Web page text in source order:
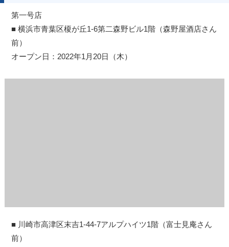
第一号店
■ 横浜市青葉区榎が丘1-6第二森野ビル1階（森野屋酒店さん
前）
オープン日：2022年1月20日（木）
■ 川崎市高津区末吉1-44-7アルプハイツ1階（富士見庵さん
前）